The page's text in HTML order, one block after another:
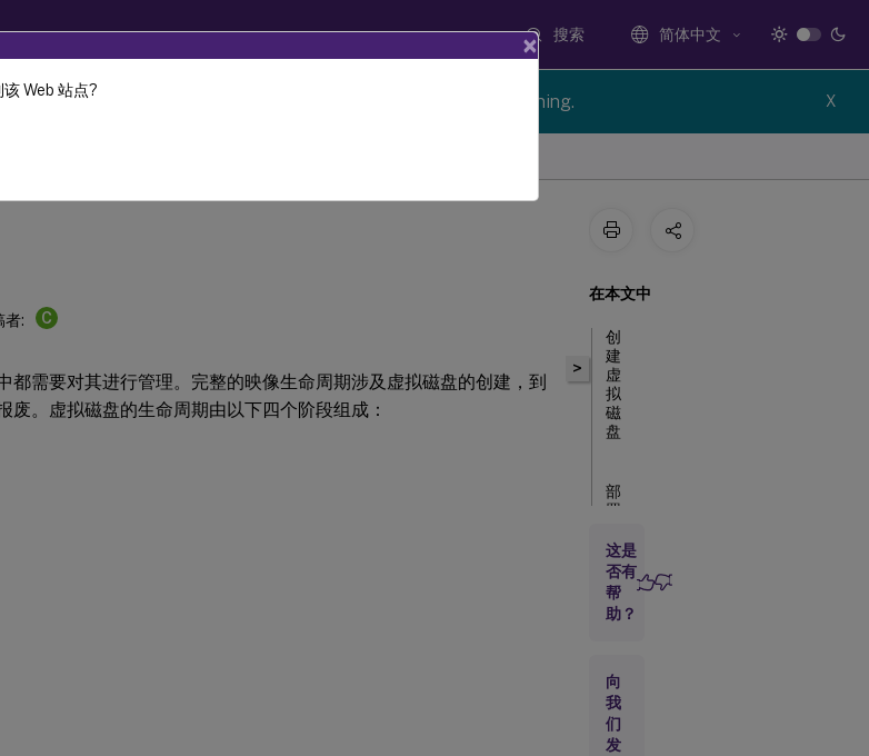
搜索 简体中文
that you upgrade to a newer version of Citrix Provisioning. X
者: C
都需要对其进行管理。完整的映像生命周期涉及虚拟磁盘的创建，到
废。虚拟磁盘的生命周期由以下四个阶段组成：
>
在本文中
创
建
虚
拟
磁
盘
部
署
拟
磁
盘
虚
拟
磁
盘
这是
否有
帮
助？
向
我
们
发
×
Web 站点?